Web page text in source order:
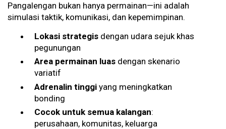
Pangalengan bukan hanya permainan—ini adalah
simulasi taktik, komunikasi, dan kepemimpinan.
Lokasi strategisdengan udara sejuk khas
pegunungan
Area permainan luasdengan skenario
variatif
Adrenalin tinggiyang meningkatkan
bonding
Cocok untuk semua kalangan:
perusahaan, komunitas, keluarga